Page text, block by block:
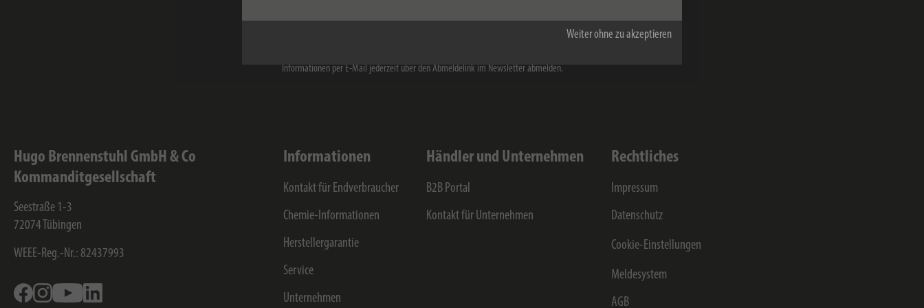
Weiter ohne zu akzeptieren
eine werbliche Ansprache zu Produkten, Dienstleistungen, Aktionen sowie exklusiven Inhalten erfolgt.
Informationen per E-Mail jederzeit über den Abmeldelink im Newsletter abmelden.
Hugo Brennenstuhl GmbH & Co
Kommanditgesellschaft
Seestraße 1-3
72074 Tübingen
WEEE-Reg.-Nr.: 82437993
FacebookInstagramYoutube
Informationen
Kontakt für Endverbraucher
Chemie-Informationen
Herstellergarantie
Service
Unternehmen
Händler und Unternehmen
B2B Portal
Kontakt für Unternehmen
Rechtliches
Impressum
Datenschutz
Cookie-Einstellungen
Meldesystem
AGB